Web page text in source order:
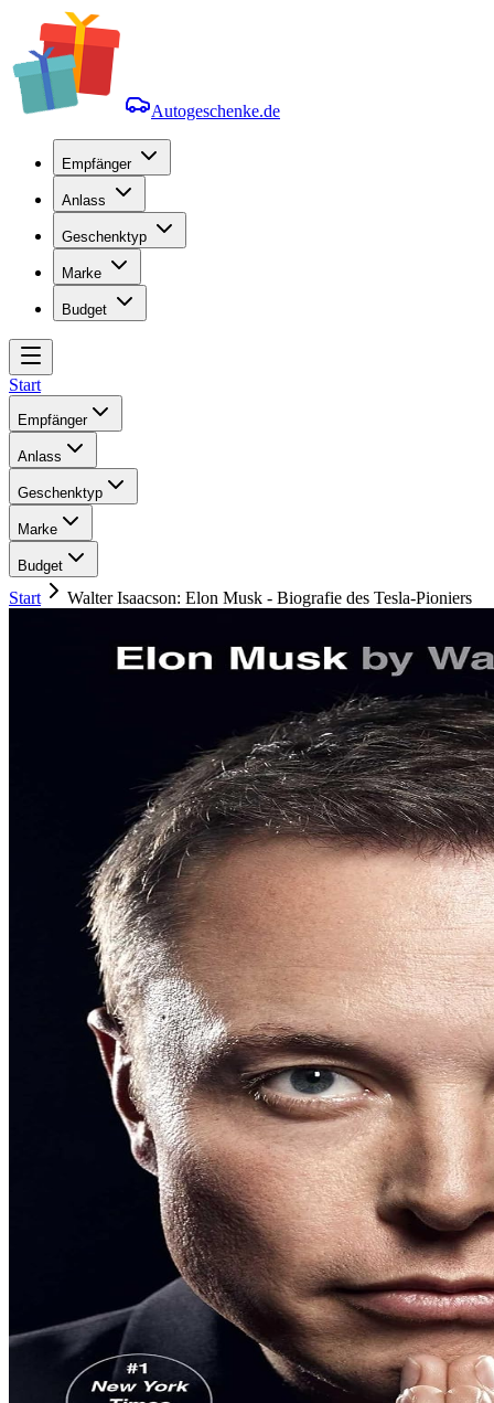
Autogeschenke.de
Empfänger
Anlass
Geschenktyp
Marke
Budget
Start
Empfänger
Anlass
Geschenktyp
Marke
Budget
Start Walter Isaacson: Elon Musk - Biografie des Tesla-Pioniers